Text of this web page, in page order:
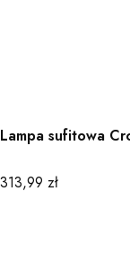
Lampa sufitowa
Cena
313,99 zł